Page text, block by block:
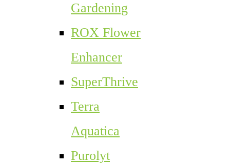
Gardening
ROX Flower
Enhancer
SuperThrive
Terra
Aquatica
Purolyt